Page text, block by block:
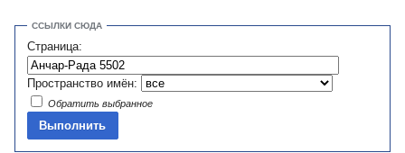
ССЫЛКИ СЮДА
Страница:
Пространство имён:
Обратить выбранное